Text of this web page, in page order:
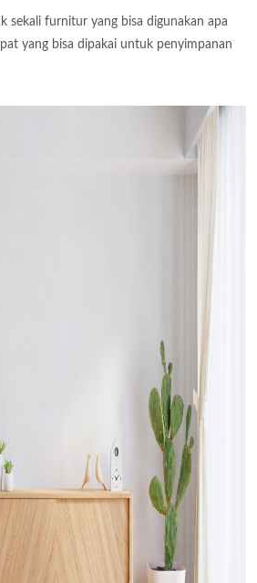
sekali furnitur yang bisa digunakan apa
yang bisa dipakai untuk penyimpanan